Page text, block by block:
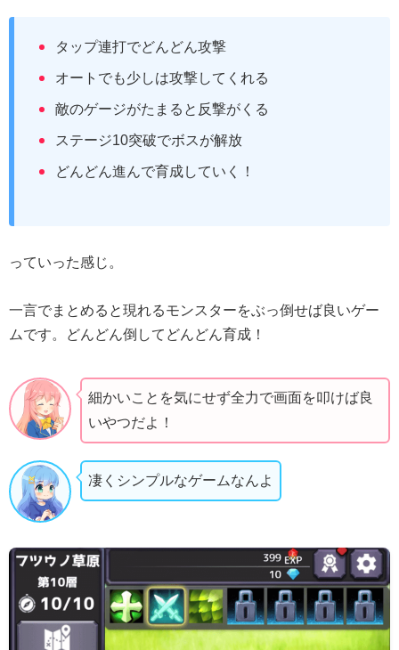
タップ連打でどんどん攻撃
オートでも少しは攻撃してくれる
敵のゲージがたまると反撃がくる
ステージ10突破でボスが解放
どんどん進んで育成していく！
っていった感じ。
一言でまとめると現れるモンスターをぶっ倒せば良いゲー
ムです。どんどん倒してどんどん育成！
細かいことを気にせず全力で画面を叩けば良
いやつだよ！
凄くシンプルなゲームなんよ